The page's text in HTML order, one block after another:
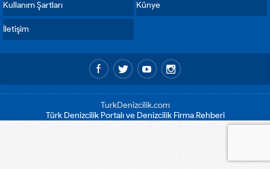
Kullanım Şartları Künye
İletişim
TurkDenizcilik.com
Türk Denizcilik Portalı ve Denizcilik Firma Rehberi